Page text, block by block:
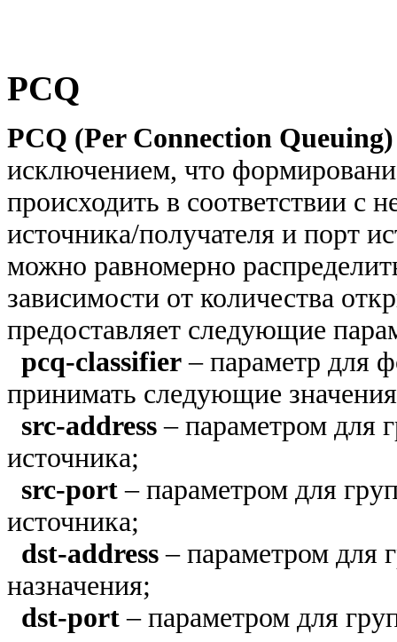
PCQ
PCQ (Per Connection Queuing)
исключением, что
происходить в соответствии с
источника/получателя и порт
можно равномерно
зависимости от количества
предоставляет следующие
pcq-classifier – параметр для
принимать следующие
src-address – параметром для
источника;
src-port – параметром для
источника;
dst-address – параметром для
назначения;
dst-port – параметром для